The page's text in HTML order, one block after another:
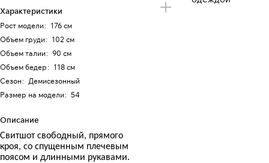
Характеристики
Рост модели: 176 см
Объем груди: 102 см
Объем талии: 90 см
Объем бедер: 118 см
Сезон: Демисезонный
Размер на модели: 54
Описание
Свитшот свободный, прямого
кроя, со спущенным плечевым
поясом и длинными рукавами.